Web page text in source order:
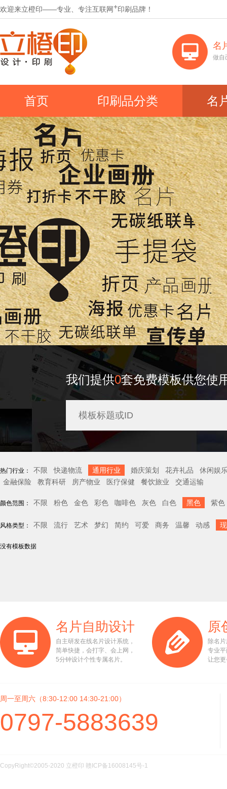
欢迎来立橙印——专业、专注互联网+印刷品牌！
名
做自
首页 印刷品分类 名
我们提供0套免费模板供您使
热门行业： 不限 快递物流 通用行业 婚庆策划 花卉礼品
休闲娱
金融保险
教育科研 房产物业 医疗保健 餐饮旅业 交通运输
颜色范围： 不限 粉色 金色 彩色 咖啡色 灰色 白色 黑色 紫色
风格类型： 不限 流行 艺术 梦幻 简约 可爱 商务 温馨 动感
没有模板数据
名片自助设计
自主研发在线名片设计系统，
简单快捷，会打字、会上网，
5分钟设计个性专属名片。
原
除名
专业
让您
周一至周六（8:30-12:00 14:30-21:00）
0797-5883639
CopyRight©2005-2020 立橙印 赣ICP备16008145号-1